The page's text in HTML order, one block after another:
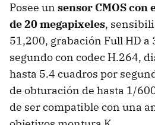
Posee un sensor CMOS
de 20 megapixeles,
51,200, grabación Full HD a
segundo con codec H.264,
hasta 5.4 cuadros por
de obturación de hasta 1/
de ser compatible con una